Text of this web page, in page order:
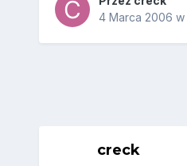
4 Marca 2006 w
creck